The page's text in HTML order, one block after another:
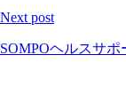
Next post
SOMPOヘルスサポ